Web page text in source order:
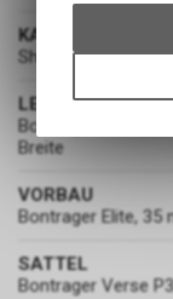
KASSETTE
Shimano SLX
LENKER
Bontrager Line,
Breite
VORBAU
Bontrager Elite, 35
SATTEL
Bontrager Verse